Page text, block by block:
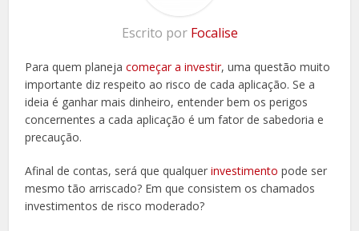
Escrito por Focalise
Para quem planejacomeçar a investir, uma questão muito
importante diz respeito ao risco de cada aplicação. Se a
ideia é ganhar mais dinheiro, entender bem os perigos
concernentes a cada aplicação é um fator de sabedoria e
precaução.
Afinal de contas, será que qualquerinvestimento pode ser
mesmo tão arriscado? Em que consistem os chamados
investimentos de risco moderado?